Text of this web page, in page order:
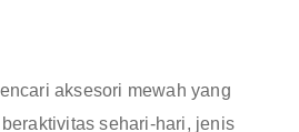
aksesori mewah yang
sehari-hari, jenis